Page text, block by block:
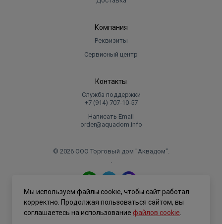
Компания
Реквизиты
Сервисный центр
Контакты
Служба поддержки
+7 (914) 707‑10‑57
Написать Email
order@aquadom.info
© 2026 ООО Торговый дом "Аквадом".
.
Политика конфиденциальности
Мы используем файлы cookie, чтобы сайт работал
корректно. Продолжая пользоваться сайтом, вы
соглашаетесь на использование файлов cookie